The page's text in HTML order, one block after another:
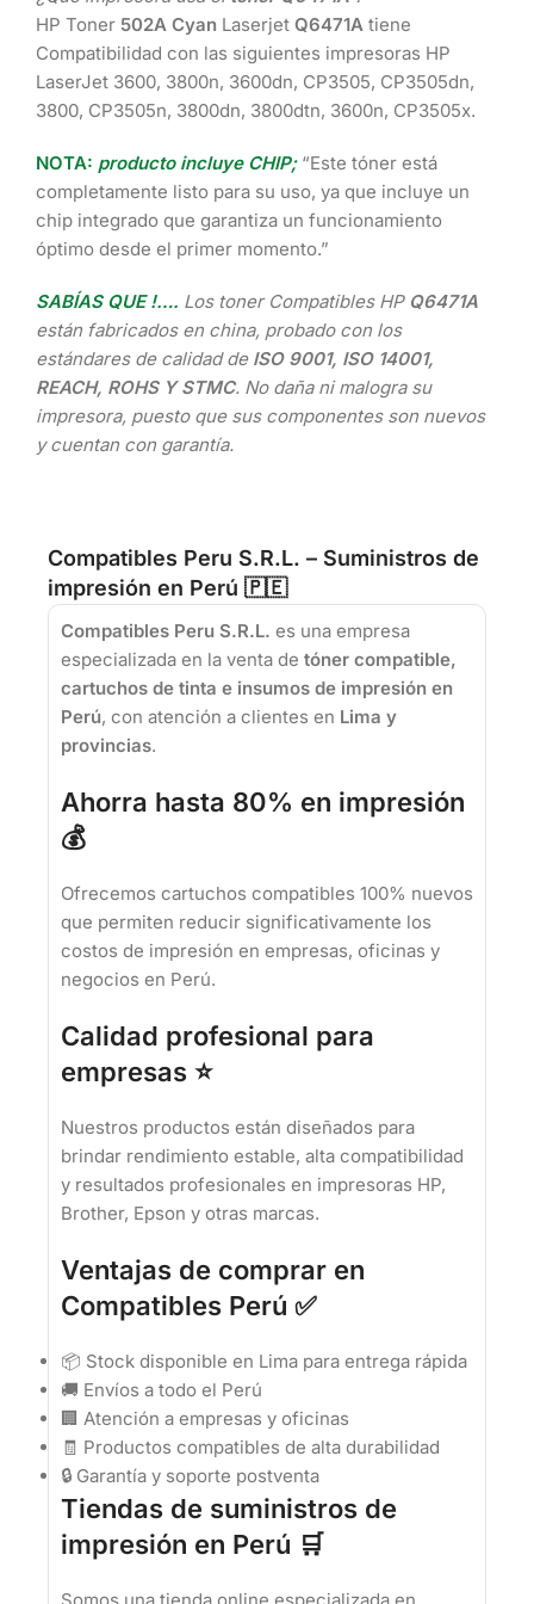
HP Toner 502A Cyan Laserjet Q6471A tiene
Compatibilidad con las siguientes impresoras HP
LaserJet 3600, 3800n, 3600dn, CP3505, CP3505dn,
3800, CP3505n, 3800dn, 3800dtn, 3600n, CP3505x.
NOTA: producto incluye CHIP;“Este tóner está
completamente listo para su uso, ya que incluye un
chip integrado que garantiza un funcionamiento
óptimo desde el primer momento.”
SABÍAS QUE !…. Los toner Compatibles HP Q6471A
están fabricados en china, probado con los
estándares de calidad de ISO 9001, ISO 14001,
REACH, ROHS Y STMC. No daña ni malogra su
impresora, puesto que sus componentes son nuevos
y cuentan con garantía.
Compatibles Peru S.R.L. – Suministros de
impresión en Perú 🇵🇪
Compatibles Peru S.R.L. es una empresa
especializada en la venta de tóner compatible,
cartuchos de tinta e insumos de impresión en
Perú, con atención a clientes en Lima y
provincias.
Ahorra hasta 80% en impresión
💰
Ofrecemos cartuchos compatibles 100% nuevos
que permiten reducir significativamente los
costos de impresión en empresas, oficinas y
negocios en Perú.
Calidad profesional para
empresas ⭐
Nuestros productos están diseñados para
brindar rendimiento estable, alta compatibilidad
y resultados profesionales en impresoras HP,
Brother, Epson y otras marcas.
Ventajas de comprar en
Compatibles Perú ✅
📦 Stock disponible en Lima para entrega rápida
🚚 Envíos a todo el Perú
🏢 Atención a empresas y oficinas
🧾 Productos compatibles de alta durabilidad
🔒 Garantía y soporte postventa
Tiendas de suministros de
impresión en Perú 🛒